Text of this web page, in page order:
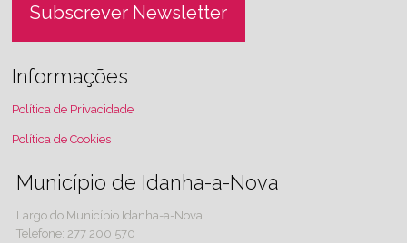
Subscrever Newsletter
Informações
Política de Privacidade
Política de Cookies
Município de Idanha-a-Nova
Largo do Município Idanha-a-Nova
Telefone: 277 200 570